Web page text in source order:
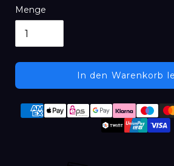
Menge
In den Warenkorb
Produkt